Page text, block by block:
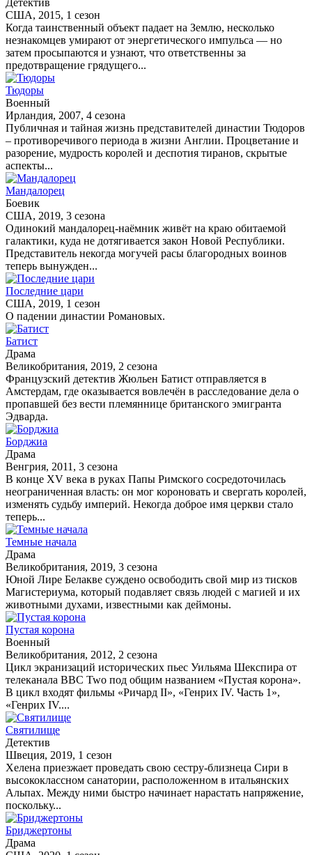
США, 2015, 1 сезон
Когда таинственный объект падает на Землю, несколько
незнакомцев умирают от энергетического импульса — но
затем просыпаются и узнают, что ответственны за
предотвращение грядущего...
Тюдоры
Военный
Ирландия, 2007, 4 сезона
Публичная и тайная жизнь представителей династии Тюдоров
– противоречивого периода в жизни Англии. Процветание и
разорение, мудрость королей и деспотия тиранов, скрытые
аспекты...
Мандалорец
Боевик
США, 2019, 3 сезона
Одинокий мандалорец-наёмник живёт на краю обитаемой
галактики, куда не дотягивается закон Новой Республики.
Представитель некогда могучей расы благородных воинов
теперь вынужден...
Последние цари
США, 2019, 1 сезон
О падении династии Романовых.
Батист
Драма
Великобритания, 2019, 2 сезона
Французский детектив Жюльен Батист отправляется в
Амстердам, где оказывается вовлечён в расследование дела о
пропавшей без вести племяннице британского эмигранта
Эдварда.
Борджиа
Драма
Венгрия, 2011, 3 сезона
В конце XV века в руках Папы Римского сосредоточилась
неограниченная власть: он мог короновать и свергать королей,
изменять судьбу империй. Некогда доброе имя церкви стало
теперь...
Темные начала
Драма
Великобритания, 2019, 3 сезона
Юной Лире Белакве суждено освободить свой мир из тисков
Магистериума, который подавляет связь людей с магией и их
животными духами, известными как деймоны.
Пустая корона
Военный
Великобритания, 2012, 2 сезона
Цикл экранизаций исторических пьес Уильяма Шекспира от
телеканала ВВС Two под общим названием «Пустая корона».
В цикл входят фильмы «Ричард II», «Генрих IV. Часть 1»,
«Генрих IV....
Святилище
Детектив
Швеция, 2019, 1 сезон
Хелена приезжает проведать свою сестру-близнеца Сири в
высококлассном санатории, расположенном в итальянских
Альпах. Между ними быстро начинает нарастать напряжение,
поскольку...
Бриджертоны
Драма